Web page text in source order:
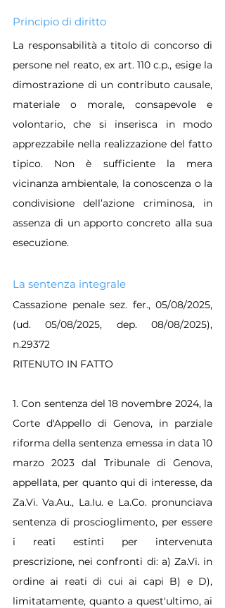
Principio di diritto
La responsabilità a titolo di concorso di
persone nel reato, ex art. 110 c.p., esige la
dimostrazione di un contributo causale,
materiale o morale, consapevole e
volontario, che si inserisca in modo
apprezzabile nella realizzazione del fatto
tipico. Non è sufficiente la mera
vicinanza ambientale, la conoscenza o la
condivisione dell’azione criminosa, in
assenza di un apporto concreto alla sua
esecuzione.
La sentenza integrale
Cassazione penale sez. fer., 05/08/2025,
(ud. 05/08/2025, dep. 08/08/2025),
n.29372
RITENUTO IN FATTO
1. Con sentenza del 18 novembre 2024, la
Corte d'Appello di Genova, in parziale
riforma della sentenza emessa in data 10
marzo 2023 dal Tribunale di Genova,
appellata, per quanto qui di interesse, da
Za.Vi. Va.Au., La.Iu. e La.Co. pronunciava
sentenza di proscioglimento, per essere
i reati estinti per intervenuta
prescrizione, nei confronti di: a) Za.Vi. in
ordine ai reati di cui ai capi B) e D),
limitatamente, quanto a quest'ultimo, ai